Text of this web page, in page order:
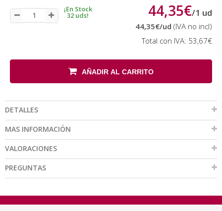
¡En Stock
32 uds! 44,35€/1 ud
44,35€/ud (IVA no incl)
Total con IVA: 53,67€
AÑADIR AL CARRITO
DETALLES
MAS INFORMACIÓN
VALORACIONES
PREGUNTAS